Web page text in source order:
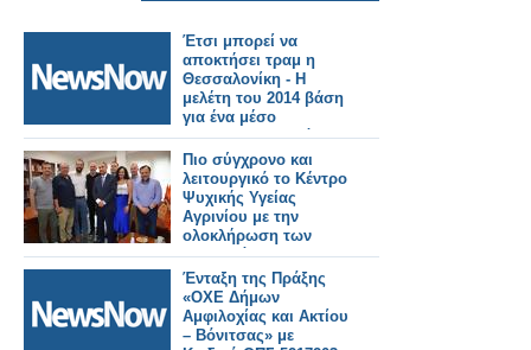
Έτσι μπορεί να
αποκτήσει τραμ η
Θεσσαλονίκη - Η
μελέτη του 2014 βάση
για ένα μέσο
συμπληρωματικό του
μετρό
Πιο σύγχρονο και
λειτουργικό το Κέντρο
Ψυχικής Υγείας
Αγρινίου με την
ολοκλήρωση των
παρεμβάσεων που
χρηματοδοτήθηκαν
από το Ε.Π «Δυτική
Ελλάδα 2014-2020»
Ένταξη της Πράξης
«ΟΧΕ Δήμων
Αμφιλοχίας και Ακτίου
– Βόνιτσας» με